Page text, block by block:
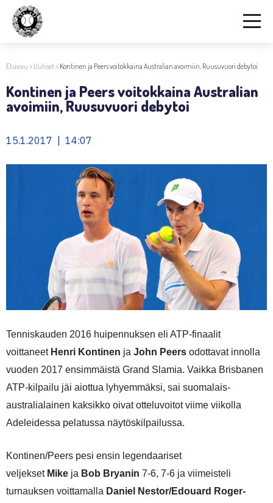
Etusivu > Uutiset> Kontinen ja Peers voitokkaina Australian avoimiin, Ruusuvuori debytoi
Kontinen ja Peers voitokkaina Australian
avoimiin, Ruusuvuori debytoi
15.1.2017 | 14:07
Tenniskauden 2016 huipennuksen eli ATP-finaalit
voittaneet Henri Kontinen ja John Peers odottavat innolla
vuoden 2017 ensimmäistä Grand Slamia. Vaikka Brisbanen
ATP-kilpailu jäi aiottua lyhyemmäksi, sai suomalais-
australialainen kaksikko oivat otteluvoitot viime viikolla
Adeleidessa pelatussa näytöskilpailussa.
Kontinen/Peers pesi ensin legendaariset
veljekset Mike ja Bob Bryanin 7-6, 7-6 ja viimeisteli
turnauksen voittamalla Daniel Nestor/Edouard Roger-